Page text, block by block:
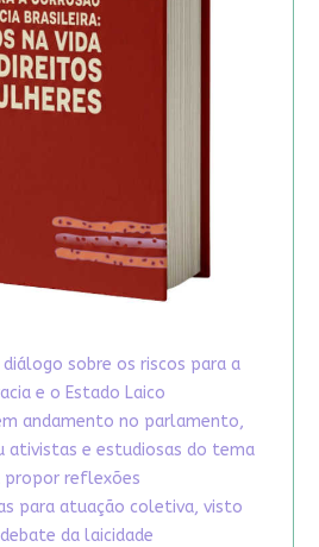
sobre os riscos para a
e o Estado Laico
andamento no parlamento,
ativistas e estudiosas do tema
propor reflexões
para atuação coletiva, visto
da laicidade